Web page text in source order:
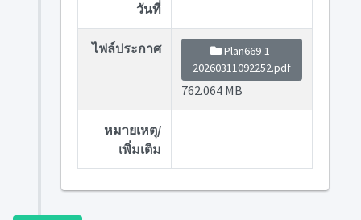
วันที่
ไฟล์ประกาศ
Plan669-1-
20260311092252.pdf
762.064 MB
หมายเหตุ/
เพิ่มเติม